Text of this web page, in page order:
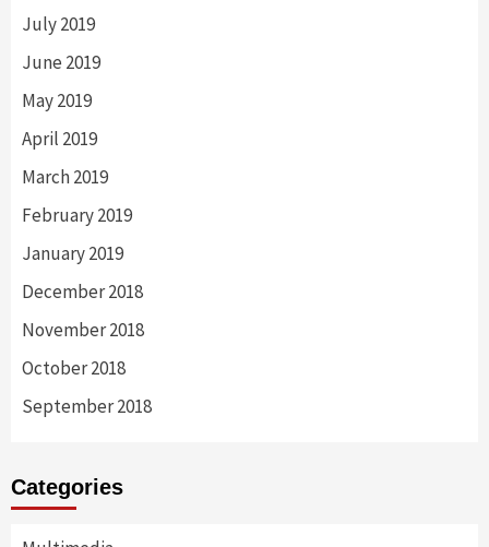
July 2019
June 2019
May 2019
April 2019
March 2019
February 2019
January 2019
December 2018
November 2018
October 2018
September 2018
Categories